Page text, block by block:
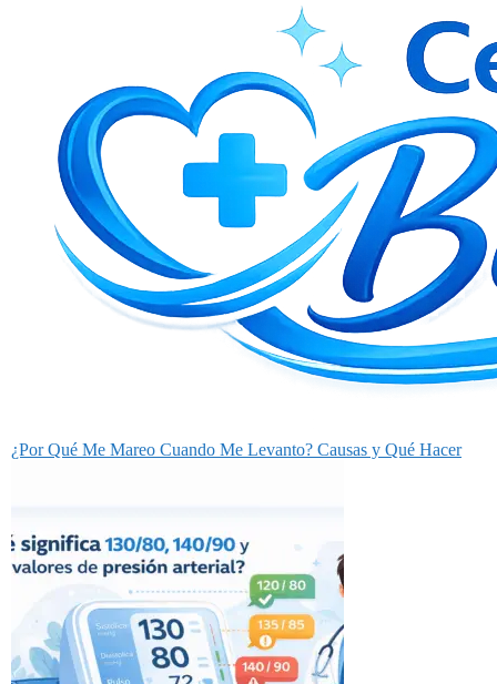
¿Por Qué Me Mareo Cuando Me Levanto? Causas y Qué Hacer